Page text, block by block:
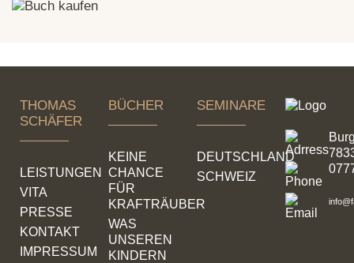
THOMAS
SCHÄFER
LEISTUNGEN
VITA
PRESSE
KONTAKT
IMPRESSUM
BÜCHER
KEINE
CHANCE
FÜR
KRAFTRÄUBER
WAS
UNSEREN
KINDERN
SEMINARE
DEUTSCHLAND
SCHWEIZ